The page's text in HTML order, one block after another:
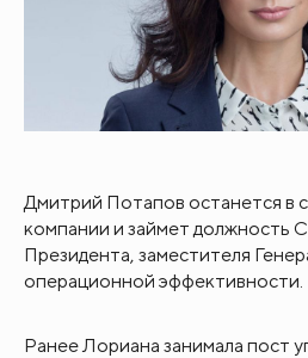
Дмитрий Потапов останется в
компании и займет должность
Президента, заместителя
операционной эффективности.
Ранее Лориана занимала пост